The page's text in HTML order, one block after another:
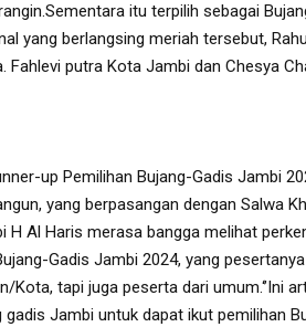
itu terpilih sebagai
yang berlangsing meriah tersebut,
Fahlevi putra Kota Jambi dan Chesya
up Pemilihan Bujang-Gadis Jambi
yang berpasangan dengan Salwa
H Al Haris merasa bangga melihat
Gadis Jambi 2024, yang
Kota, tapi juga peserta dari umum.‘’Ini
Jambi untuk dapat ikut pemilihan